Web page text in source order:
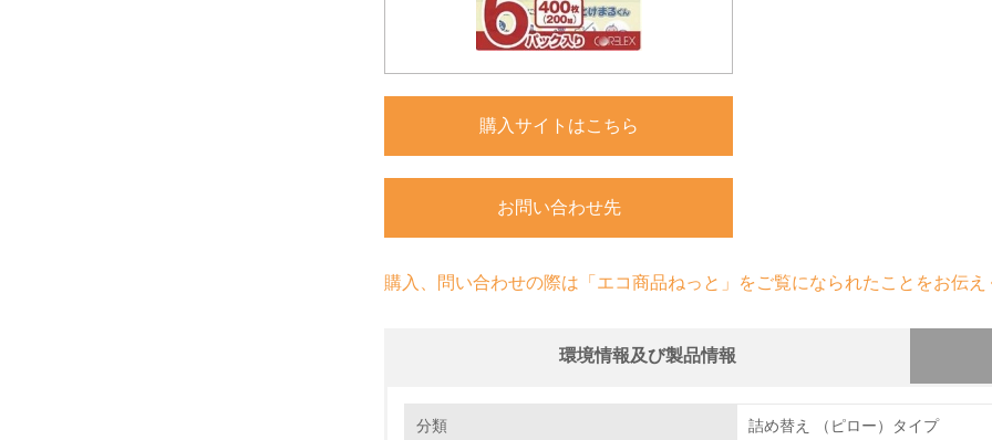
購入サイトはこちら
お問い合わせ先
購入、問い合わせの際は「エコ商品ねっと」をご覧になられたことをお伝え
環境情報及び製品情報
分類 詰め替え （ピロー）タイプ